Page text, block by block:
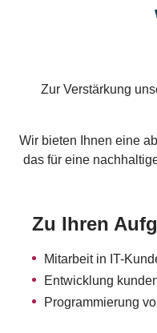
Zur Verstärkung
Wir bieten Ihnen eine
das für eine
Zu Ihren
Mitarbeit in IT-
Entwicklung
Programmierung